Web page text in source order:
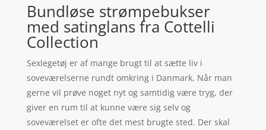
Bundløse strømpebukser
med satinglans fra Cottelli
Collection
Sexlegetøj er af mange brugt til at sætte liv i
soveværelserne rundt omkring i Danmark. Når man
gerne vil prøve noget nyt og samtidig være tryg, der
giver en rum til at kunne være sig selv og
soveværelset er ofte det mest brugte sted. Der skal